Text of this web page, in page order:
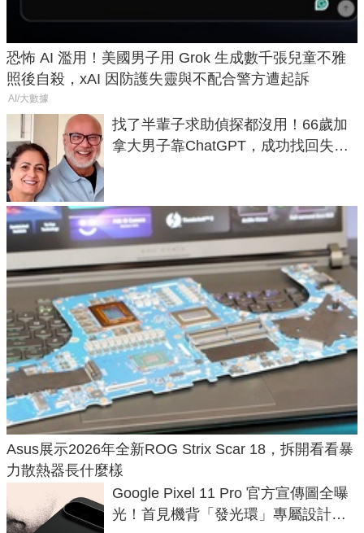
恐怖 AI 濫用！美國男子用 Grok 生成數千張兒童不雅
照後自殺，xAI 因防護失靈與不配合警方遭起訴
AI/大數據
找了半輩子求助偵探都沒用！66歲加
拿大男子靠ChatGPT，成功找回失散
Asus展示2026年全新ROG Strix Scar 18，拆開看看暴
力散熱器長什麼樣
Google Pixel 11 Pro 官方宣傳圖全曝
光！首見機背「發光環」專屬設計、